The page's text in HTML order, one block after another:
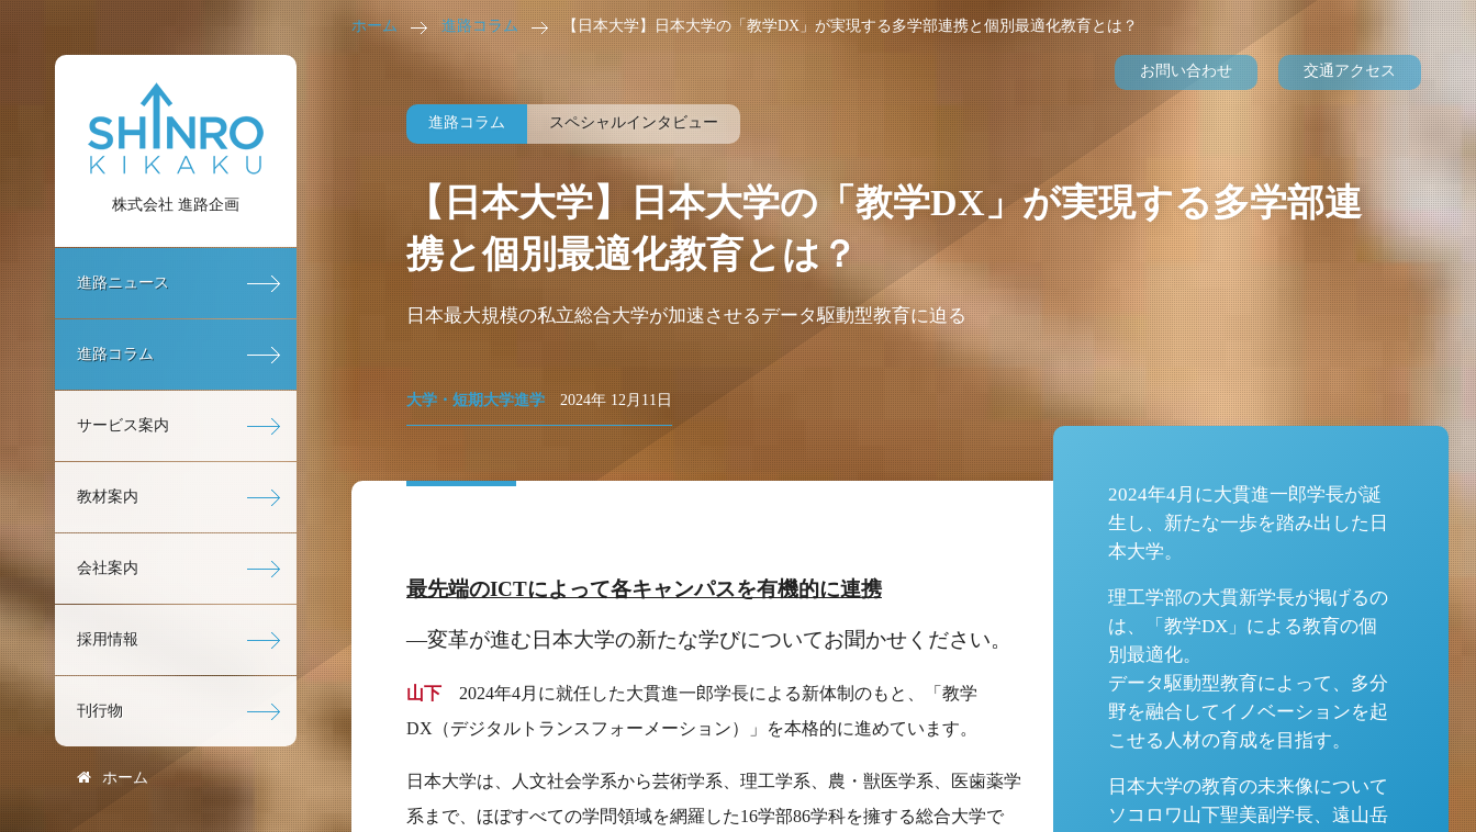
株式会社 進路企画
ホーム 進路コラム 【日本大学】日本大学の「教学DX」が実現する多学部連携と個別最適化教育とは？
進路コラム スペシャルインタビュー
【日本大学】日本大学の「教学DX」が実現する多学部連
携と個別最適化教育とは？
日本最大規模の私立総合大学が加速させるデータ駆動型教育に迫る
大学・短期大学進学 2024年 12月11日
2024年4月に大貫進一郎学長が誕
生し、新たな一歩を踏み出した日
本大学。
理工学部の大貫新学長が掲げるの
は、「教学DX」による教育の個
別最適化。
データ駆動型教育によって、多分
野を融合してイノベーションを起
こせる人材の育成を目指す。
日本大学の教育の未来像について
ソコロワ山下聖美副学長、遠山岳
最先端のICTによって各キャンパスを有機的に連携
―変革が進む日本大学の新たな学びについてお聞かせください。
山下 2024年4月に就任した大貫進一郎学長による新体制のもと、「教学
DX（デジタルトランスフォーメーション）」を本格的に進めています。
日本大学は、人文社会学系から芸術学系、理工学系、農・獣医学系、医歯薬学
系まで、ほぼすべての学問領域を網羅した16学部86学科を擁する総合大学で
進路ニュース
進路コラム
サービス案内
教材案内
会社案内
採用情報
刊行物
ホーム
お問い合わせ 交通アクセス